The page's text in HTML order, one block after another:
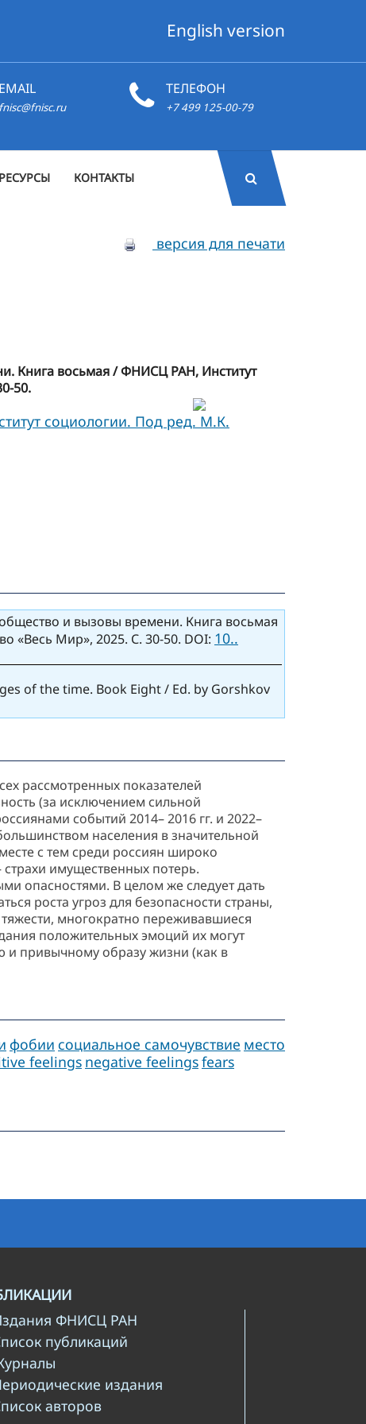
English version
EMAIL
fnisc@fnisc.ru
ТЕЛЕФОН
+7 499 125-00-79
РЕСУРСЫ КОНТАКТЫ
версия для печати
Книга восьмая / ФНИСЦ РАН, Институт
50.
социологии. Под ред. М.К.
и вызовы времени. Книга восьмая
«Весь Мир», 2025. С. 30-50. DOI: 10..
of the time. Book Eight / Ed. by Gorshkov
рассмотренных показателей
(за исключением сильной
событий 2014– 2016 гг. и 2022–
населения в значительной
с тем среди россиян широко
имущественных потерь.
опасностями. В целом же следует дать
роста угроз для безопасности страны,
многократно переживавшиеся
положительных эмоций их могут
и привычному образу жизни (как в
фобии социальное самочувствие место
feelings negative feelingsfears
ФНИСЦ РАН
публикаций
издания
авторов